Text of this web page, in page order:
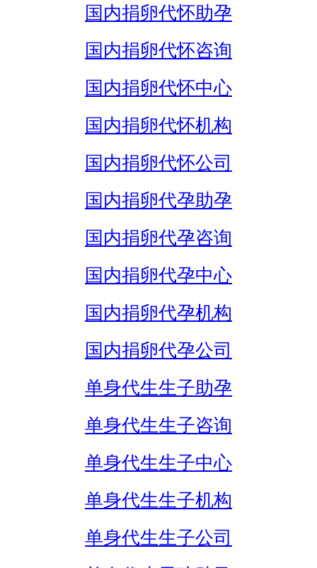
国内捐卵代怀助孕
国内捐卵代怀咨询
国内捐卵代怀中心
国内捐卵代怀机构
国内捐卵代怀公司
国内捐卵代孕助孕
国内捐卵代孕咨询
国内捐卵代孕中心
国内捐卵代孕机构
国内捐卵代孕公司
单身代生生子助孕
单身代生生子咨询
单身代生生子中心
单身代生生子机构
单身代生生子公司